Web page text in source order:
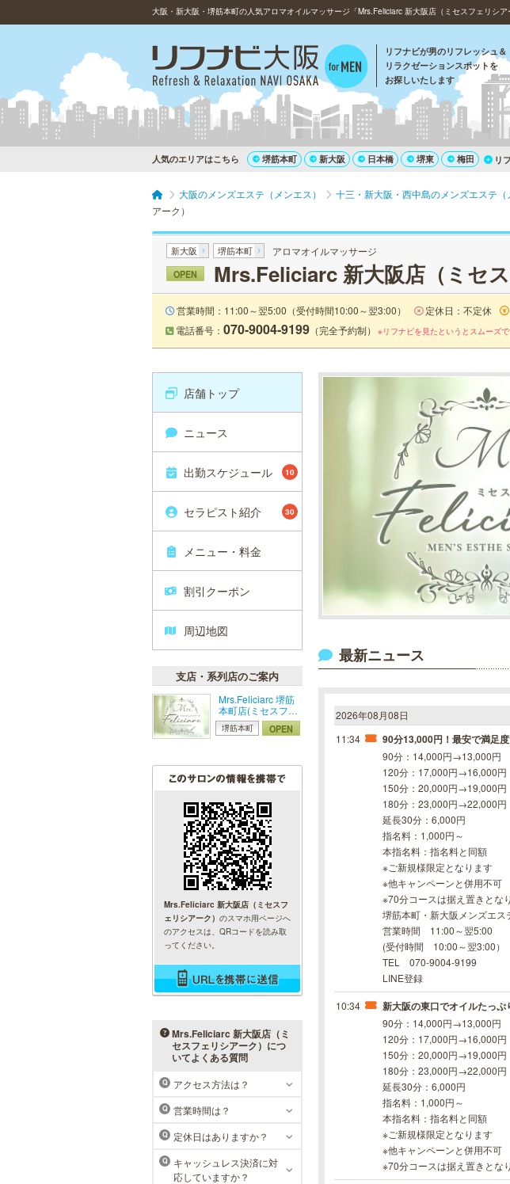
リフナビが男のリフレッシュ＆
リラクゼーションスポットを
お探しいたします
人気のエリアはこちら 堺筋本町 新大阪 日本橋 堺東 梅田 リ
大阪のメンズエステ（メンエス） 十三・新大阪・西中島のメンズエステ（
アーク）
新大阪 堺筋本町 アロマオイルマッサージ
OPEN Mrs.Feliciarc 新大阪店（ミセ
営業時間：11:00～翌5:00（受付時間10:00～翌3:00） 定休日：不定休
電話番号： 070-9004-9199 （完全予約制） ※リフナビを見たというとスムーズ
店舗トップ
ニュース
出勤スケジュール 10
セラピスト紹介 30
メニュー・料金
割引クーポン
周辺地図
支店・系列店のご案内
Mrs.Feliciarc 堺筋
本町店(ミセスフェ
リシアーク)
堺筋本町 OPEN
Mrs.Feliciarc 新大阪店（ミセスフ
ェリシアーク） のスマホ用ページへ
のアクセスは、QRコードを読み取
ってください。
Mrs.Feliciarc 新大阪店（ミ
セスフェリシアーク）につ
いてよくある質問
Q アクセス方法は？
Q 営業時間は？
Q 定休日はありますか？
Q
キャッシュレス決済に対
応していますか？
最新ニュース
2026年08月08日
11:34
90分13,000円！最安で満足度
90分：14,000円→13,000円
120分：17,000円→16,000円
150分：20,000円→19,000円
180分：23,000円→22,000円
延長30分：6,000円
指名料：1,000円～
本指名料：指名料と同額
※ご新規様限定となります
※他キャンペーンと併用不可
※70分コースは据え置きとな
堺筋本町・新大阪メンズエス
営業時間 11:00～翌5:00
(受付時間 10:00～翌3:00）
TEL 070-9004-9199
LINE登録
10:34 新大阪の東口でオイルたっ
90分：14,000円→13,000円
120分：17,000円→16,000円
150分：20,000円→19,000円
180分：23,000円→22,000円
延長30分：6,000円
指名料：1,000円～
本指名料：指名料と同額
※ご新規様限定となります
※他キャンペーンと併用不可
※70分コースは据え置きとな